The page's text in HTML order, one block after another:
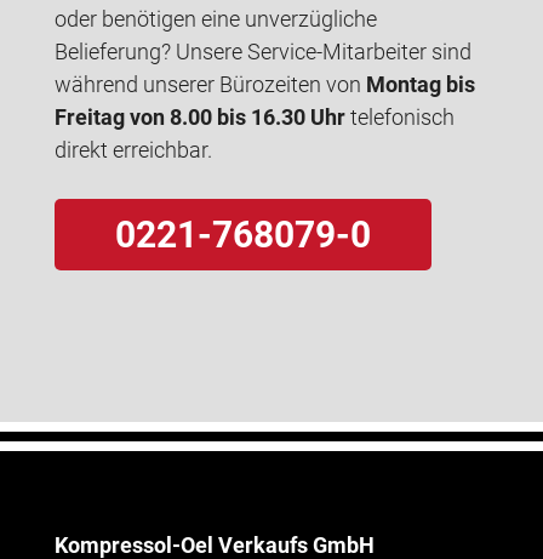
oder benötigen eine unverzügliche
Belieferung? Unsere Service-Mitarbeiter sind
während unserer Bürozeiten von Montag bis
Freitag von 8.00 bis 16.30 Uhrtelefonisch
direkt erreichbar.
0221-768079-0
Kompressol-Oel Verkaufs GmbH